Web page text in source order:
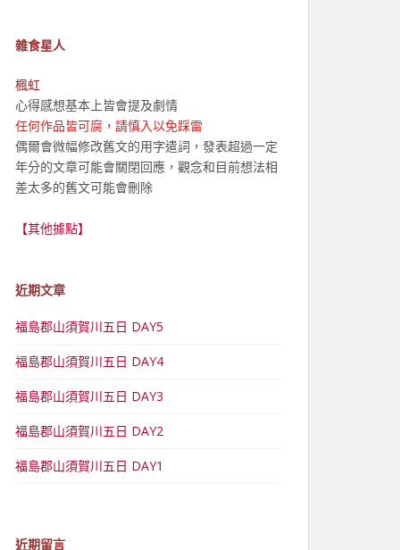
雜食星人
楓虹
心得感想基本上皆會提及劇情
任何作品皆可腐，請慎入以免踩雷
偶爾會微幅修改舊文的用字遣詞，發表超過一定
年分的文章可能會關閉回應，觀念和目前想法相
差太多的舊文可能會刪除
【其他據點】
近期文章
福島郡山須賀川五日 DAY5
福島郡山須賀川五日 DAY4
福島郡山須賀川五日 DAY3
福島郡山須賀川五日 DAY2
福島郡山須賀川五日 DAY1
近期留言